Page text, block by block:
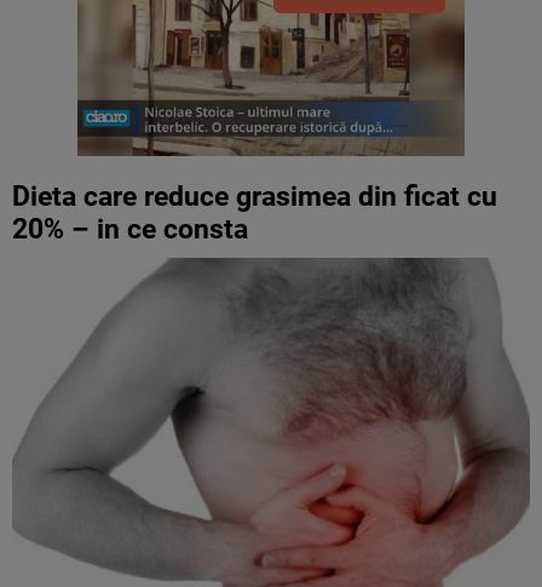
Dieta care reduce grasimea din ficat cu
20% – in ce consta